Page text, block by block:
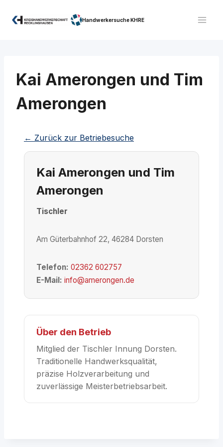
Inhalt
Handwerkersuche KHRE
Kai Amerongen und Tim
Amerongen
← Zurück zur Betriebesuche
Kai Amerongen und Tim
Amerongen
Tischler
Am Güterbahnhof 22, 46284 Dorsten
Telefon: 02362 602757
E-Mail: info@amerongen.de
Über den Betrieb
Mitglied der Tischler Innung Dorsten.
Traditionelle Handwerksqualität,
präzise Holzverarbeitung und
zuverlässige Meisterbetriebsarbeit.